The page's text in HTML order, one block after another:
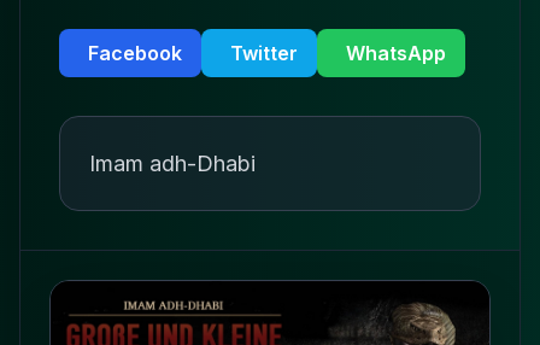
Facebook Twitter WhatsApp
Imam adh-Dhabi